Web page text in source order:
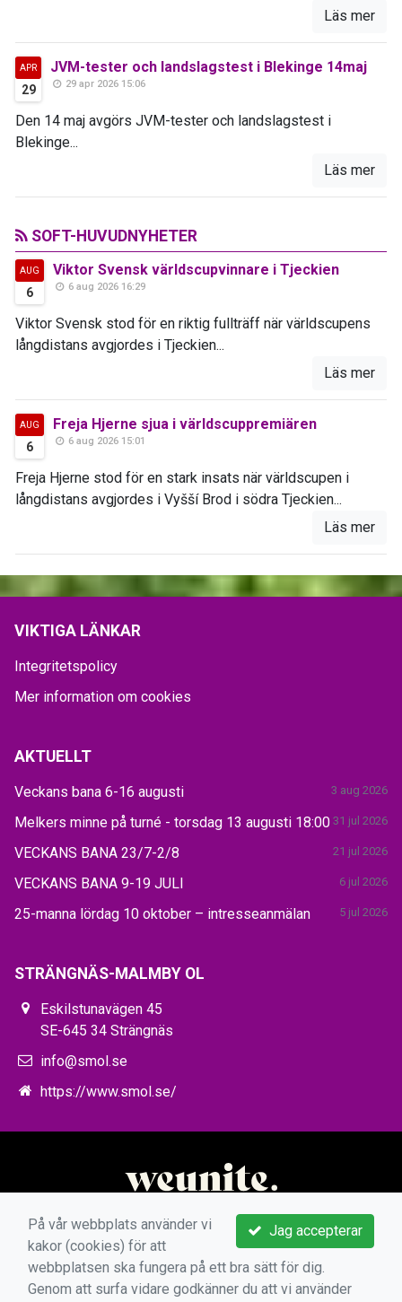
Läs mer
APR
29
JVM-tester och landslagstest i Blekinge 14maj
29 apr 2026 15:06
Den 14 maj avgörs JVM-tester och landslagstest i
Blekinge...
Läs mer
SOFT-HUVUDNYHETER
AUG
6
Viktor Svensk världscupvinnare i Tjeckien
6 aug 2026 16:29
Viktor Svensk stod för en riktig fullträff när världscupens
långdistans avgjordes i Tjeckien...
Läs mer
AUG
6
Freja Hjerne sjua i världscuppremiären
6 aug 2026 15:01
Freja Hjerne stod för en stark insats när världscupen i
långdistans avgjordes i Vyšší Brod i södra Tjeckien...
Läs mer
VIKTIGA LÄNKAR
Integritetspolicy
Mer information om cookies
AKTUELLT
Veckans bana 6-16 augusti 3 aug 2026
Melkers minne på turné - torsdag 13 augusti 18:00 31 jul 2026
VECKANS BANA 23/7-2/8 21 jul 2026
VECKANS BANA 9-19 JULI 6 jul 2026
25-manna lördag 10 oktober – intresseanmälan 5 jul 2026
STRÄNGNÄS-MALMBY OL
Eskilstunavägen 45
SE-645 34 Strängnäs
info@smol.se
https://www.smol.se/
Jag accepterar
På vår webbplats använder vi
kakor (cookies) för att
webbplatsen ska fungera på ett bra sätt för dig.
Genom att surfa vidare godkänner du att vi använder